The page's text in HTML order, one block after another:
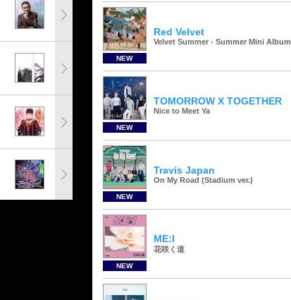
NEW
Red Velvet
Velvet Summer - Summer Mini Album
NEW
TOMORROW X TOGETHER
Nice to Meet Ya
NEW
Travis Japan
On My Road (Stadium ver.)
NEW
ME:I
花咲く道